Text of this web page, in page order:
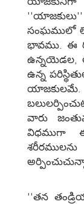
సంఘములో
భావము. ఈ
ఉన్నయెడల, ఆ
ఉన్న
వారు
విధముగా
''తన